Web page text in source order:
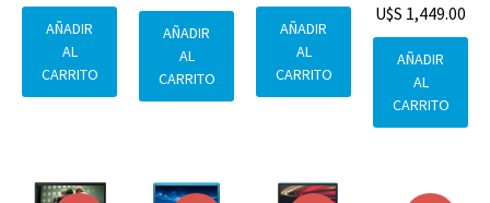
AÑADIR
AL
CARRITO
AÑADIR
AL
CARRITO
AÑADIR
AL
CARRITO
U$S 1,449.00
AÑADIR
AL
CARRITO